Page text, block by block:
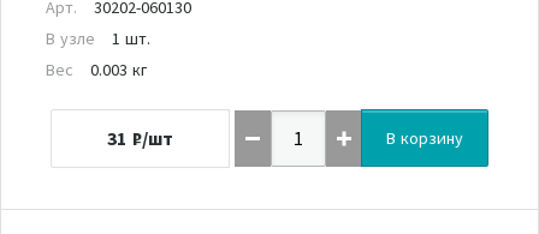
Арт.
30202-060130
В узле
1 шт.
Вес
0.003 кг
31 ₽/шт В корзину